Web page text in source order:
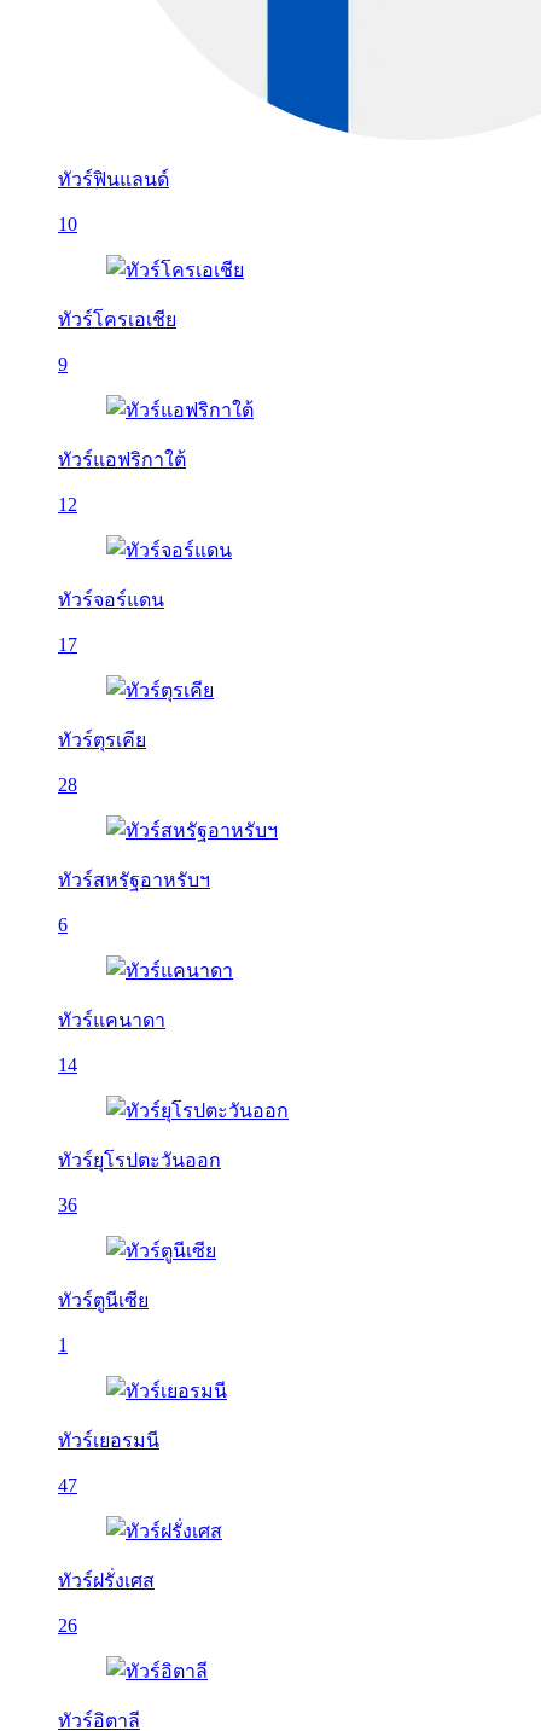
ทัวร์ฟินแลนด์
10
ทัวร์โครเอเชีย
9
ทัวร์แอฟริกาใต้
12
ทัวร์จอร์แดน
17
ทัวร์ตุรเคีย
28
ทัวร์สหรัฐอาหรับฯ
6
ทัวร์แคนาดา
14
ทัวร์ยุโรปตะวันออก
36
ทัวร์ตูนีเซีย
1
ทัวร์เยอรมนี
47
ทัวร์ฝรั่งเศส
26
ทัวร์อิตาลี